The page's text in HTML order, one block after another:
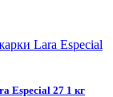
Especial 27 1 кг